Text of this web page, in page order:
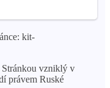
kit-
Stránkou vzniklý v
právem Ruské